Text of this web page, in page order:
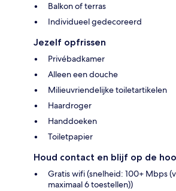
Balkon of terras
Individueel gedecoreerd
Jezelf opfrissen
Privébadkamer
Alleen een douche
Milieuvriendelijke toiletartikelen
Haardroger
Handdoeken
Toiletpapier
Houd contact en blijf op de
Gratis wifi (snelheid: 100+ Mbps
maximaal 6 toestellen))